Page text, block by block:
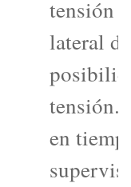
tensión
lateral
tensión.
en